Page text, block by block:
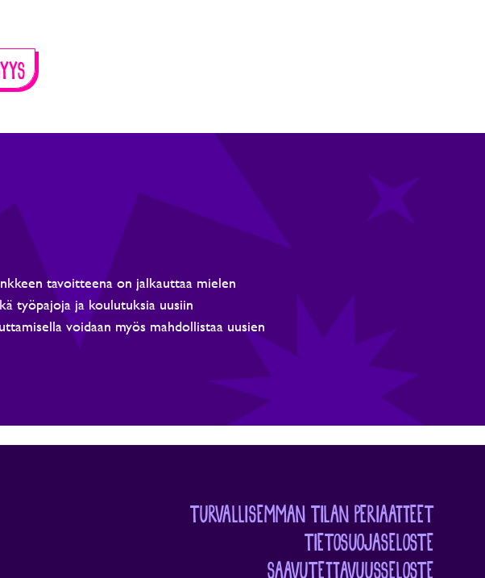
tavoitteena on jalkauttaa mielen
työpajoja ja koulutuksia uusiin
voidaan myös mahdollistaa uusien
TURVALLISEMMAN TILAN PERIAATTEET
TIETOSUOJASELOSTE